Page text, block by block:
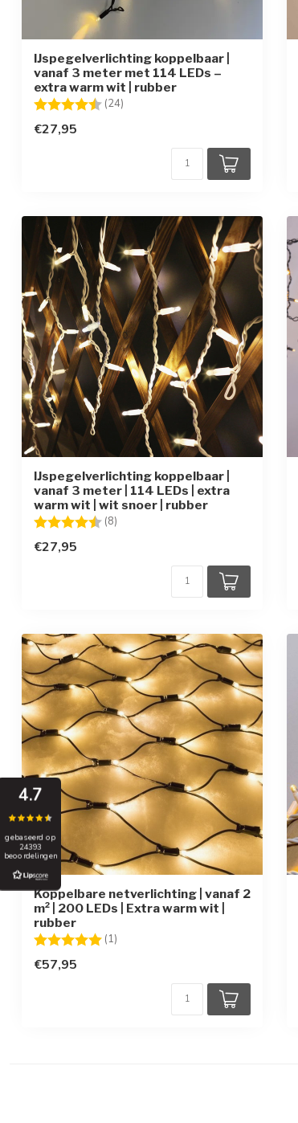
IJspegelverlichting koppelbaar |
vanaf 3 meter met 114 LEDs –
extra warm wit | rubber
Beoordeling: (24)
€27,95
IJspegelverlichting koppelbaar |
vanaf 3 meter | 114 LEDs | extra
warm wit | wit snoer | rubber
Beoordeling: (8)
€27,95
Koppelbare netverlichting | vanaf 2
m² | 200 LEDs | Extra warm wit |
rubber
Beoordeling: (1)
€57,95
4.7
gebaseerd op
24393
beoordelingen